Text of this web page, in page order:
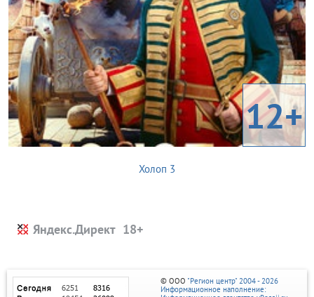
12+
Холоп 3
Яндекс.Директ
© ООО "Регион центр" 2004 - 2026
Информационное наполнение: